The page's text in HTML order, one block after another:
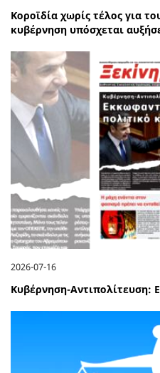
Κοροϊδία χωρίς τέλος για
κυβέρνηση υπόσχεται
2026-07-16
Κυβέρνηση-Αντιπολίτευση: